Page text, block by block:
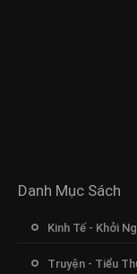
Danh Mục Sách
Kinh Tế - Khởi
Truyện - Tiểu